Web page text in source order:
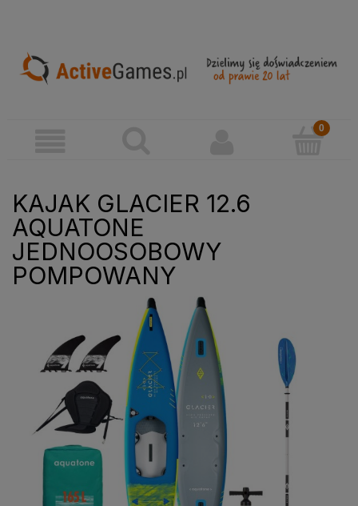
KAJAK GLACIER 12.6
AQUATONE
JEDNOOSOBOWY
POMPOWANY